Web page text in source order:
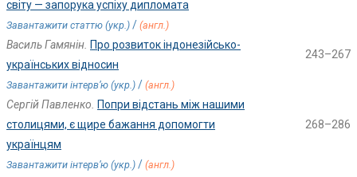
світу — запорука успіху дипломата
Завантажити статтю (укр.) / (англ.)
Василь Гамянін. Про розвиток індонезійсько-
українських відносин
243–267
Завантажити інтерв’ю (укр.) / (англ.)
Сергій Павленко. Попри відстань між нашими
столицями, є щире бажання допомогти
українцям
268–286
Завантажити інтерв’ю (укр.) / (англ.)